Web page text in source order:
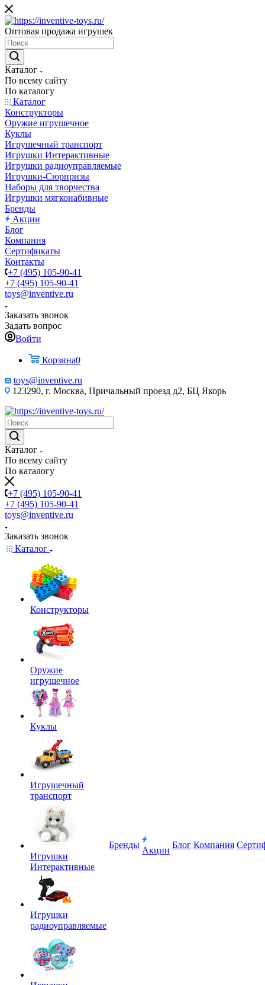
Оптовая продажа игрушек
Каталог
По всему сайту
По каталогу
Каталог
Конструкторы
Оружие игрушечное
Куклы
Игрушечный транспорт
Игрушки Интерактивные
Игрушки радиоуправляемые
Игрушки-Сюрпризы
Наборы для творчества
Игрушки мягконабивные
Бренды
Акции
Блог
Компания
Сертификаты
Контакты
+7 (495) 105-90-41
+7 (495) 105-90-41
toys@inventive.ru
Заказать звонок
Задать вопрос
Войти
Корзина0
toys@inventive.ru
123290, г. Москва, Причальный проезд д2, БЦ Якорь
Каталог
По всему сайту
По каталогу
+7 (495) 105-90-41
+7 (495) 105-90-41
toys@inventive.ru
Заказать звонок
Каталог
Конструкторы
Оружие
игрушечное
Куклы
Игрушечный
транспорт
Игрушки
Интерактивные
Игрушки
радиоуправляемые
Бренды
Акции
Блог Компания